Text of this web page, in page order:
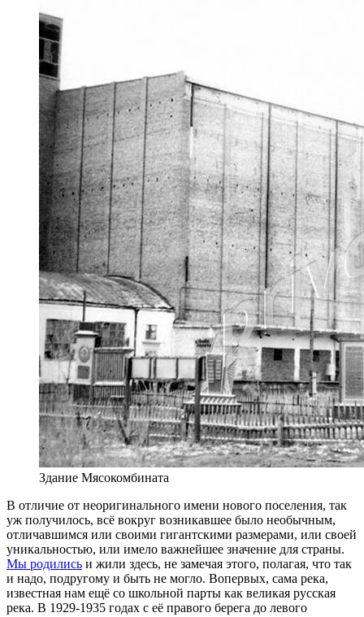
Здание Мясокомбината
В отличие от неоригинального имени нового по­селения, так
уж получилось, всё вокруг возникав­шее было необычным,
отличавшимся или своими гигантскими размерами, или своей
уникальностью, или имело важнейшее значение для страны.
Мы ро­дились и жили здесь, не замечая этого, полагая, что так
и надо, подругому и быть не могло. Вопервых, сама река,
известная нам ещё со школьной парты как великая русская
река. В 1929-1935 годах с её право­го берега до левого